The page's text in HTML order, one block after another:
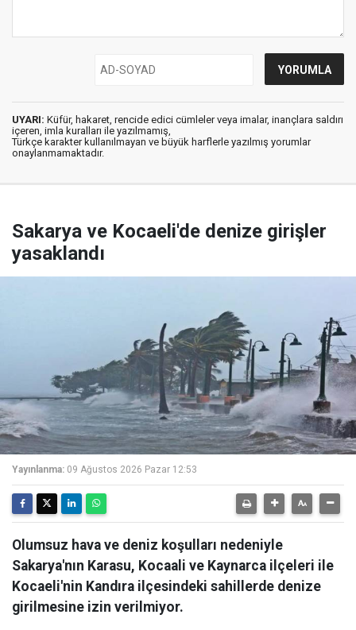
UYARI: Küfür, hakaret, rencide edici cümleler veya imalar, inançlara saldırı
içeren, imla kuralları ile yazılmamış,
Türkçe karakter kullanılmayan ve büyük harflerle yazılmış yorumlar
onaylanmamaktadır.
Sakarya ve Kocaeli'de denize girişler
yasaklandı
Yayınlanma: 09 Ağustos 2026 Pazar 12:53
Olumsuz hava ve deniz koşulları nedeniyle
Sakarya'nın Karasu, Kocaali ve Kaynarca ilçeleri ile
Kocaeli'nin Kandıra ilçesindeki sahillerde denize
girilmesine izin verilmiyor.